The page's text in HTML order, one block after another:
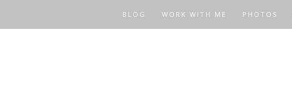
BLOG WORK WITH ME PHOTOS